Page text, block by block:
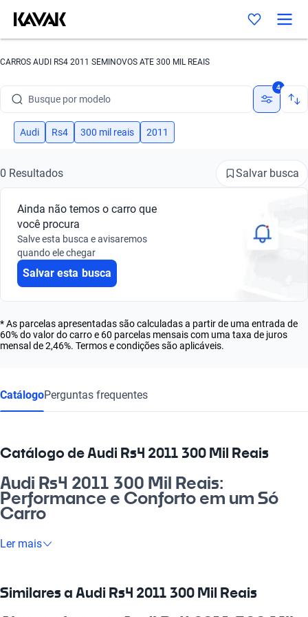
CARROS AUDI RS4 2011 SEMINOVOS ATE 300 MIL REAIS
Busque por modelo
Busque por versão
Busque por marca
Busque por modelo
Busque por versão
4
Audi Rs4 300 mil reais 2011
0 Resultados Salvar busca
Ainda não temos o carro que
você procura
Salve esta busca e avisaremos
quando ele chegar
Salvar esta busca
* As parcelas apresentadas são calculadas a partir de uma entrada de
60% do valor do carro e 60 parcelas mensais com uma taxa de juros
mensal de 2,46%. Termos e condições são aplicáveis.
CatálogoPerguntas frequentes
Catálogo de Audi Rs4 2011 300 Mil Reais
Audi Rs4 2011 300 Mil Reais:
Performance e Conforto em um Só
Carro
Se você procura um carro que une potência, sofisticação e
empolgante, perfeita para o dia a dia e para aqueles momentos
especiais. Com conforto premium e design arrojado, atende
Ler mais
Similares a Audi Rs4 2011 300 Mil Reais